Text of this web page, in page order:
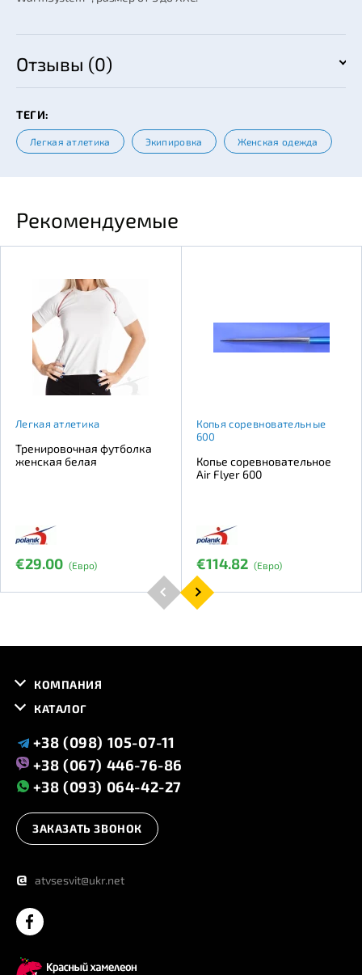
Отзывы (0)
ТЕГИ:
Легкая атлетика Экипировка Женская одежда
Рекомендуемые
Легкая атлетика
Тренировочная футболка
женская белая
€29.00 (Евро)
Копья соревновательные
600
Копье соревновательное
Air Flyer 600
€114.82 (Евро)
КОМПАНИЯ
КАТАЛОГ
+38 (098) 105-07-11
+38 (067) 446-76-86
+38 (093) 064-42-27
ЗАКАЗАТЬ ЗВОНОК
@ atvsesvit@ukr.net